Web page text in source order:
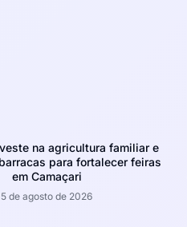
na agricultura familiar e
para fortalecer feiras
em Camaçari
5 de agosto de 2026